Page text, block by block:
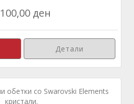
ден
Детали
обетки со Swarovski Elements
кристали.